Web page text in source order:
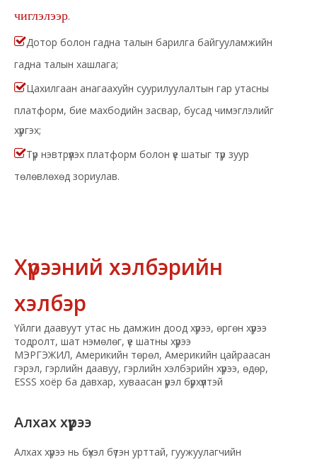
чиглэлээр.
Дотор болон гадна талын барилга байгууламжийн
гадна талын хашлага;
Цахилгаан анагаахуйн суурилуулалтын гар утасны
платформ, бие махбодийн засвар, бусад чимэглэлийг
хүргэх;
Түр нэвтрүүлэх платформ болон үе шатыг түр зуур
төлөвлөхөд зориулав.
Хүрээний хэлбэрийн
хэлбэр
Үйлги даавуут утас нь дамжин доод хүрээ, өргөн хүрээ
тодролт, шат нэмөлөг, үе шатны хүрээ
МЭРГЭЖИЛ, Америкийн төрөл, Америкийн цайраасан
гэрэл, гэрлийн даавуу, гэрлийн хэлбэрийн хүрээ, өдөр,
ESSS хоёр ба давхар, хуваасан үрэл бүрхүүлтэй
Алхах хүрээ
Алхах хүрээ нь бүхэл бүтэн урттай, гуужуулагчийн